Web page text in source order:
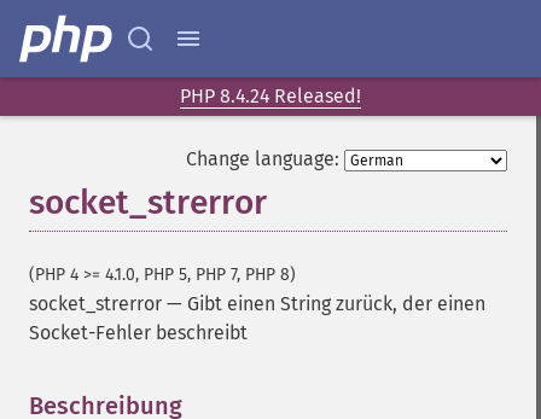
PHP 8.4.24 Released!
Change language:
socket_strerror
(PHP 4 >= 4.1.0, PHP 5, PHP 7, PHP 8)
socket_strerror — Gibt einen String zurück, der einen
Socket-Fehler beschreibt
Beschreibung